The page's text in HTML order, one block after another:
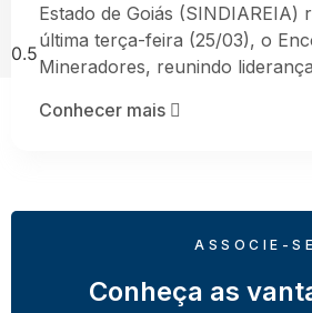
Estado de Goiás (SINDIAREIA)
última terça-feira (25/03), o
Mineradores, reunindo
Conhecer mais
ASSOCIE-SE
Conheça as